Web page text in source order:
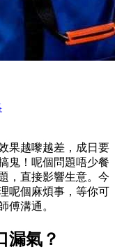
果越嚟越差，成日要
鬼！呢個問題唔少餐
，直接影響生意。今
呢個麻煩事，等你可
傅溝通。
漏氣？